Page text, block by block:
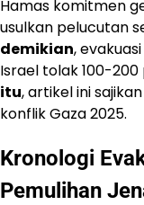
Hamas komitmen
usulkan pelucutan
demikian,
Israel tolak 100-
itu, artikel ini
konflik Gaza 2025.
Kronologi
Pemulihan